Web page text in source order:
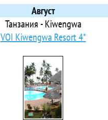
Август
Танзания - Kiwengwa
VOI Kiwengwa Resort 4*